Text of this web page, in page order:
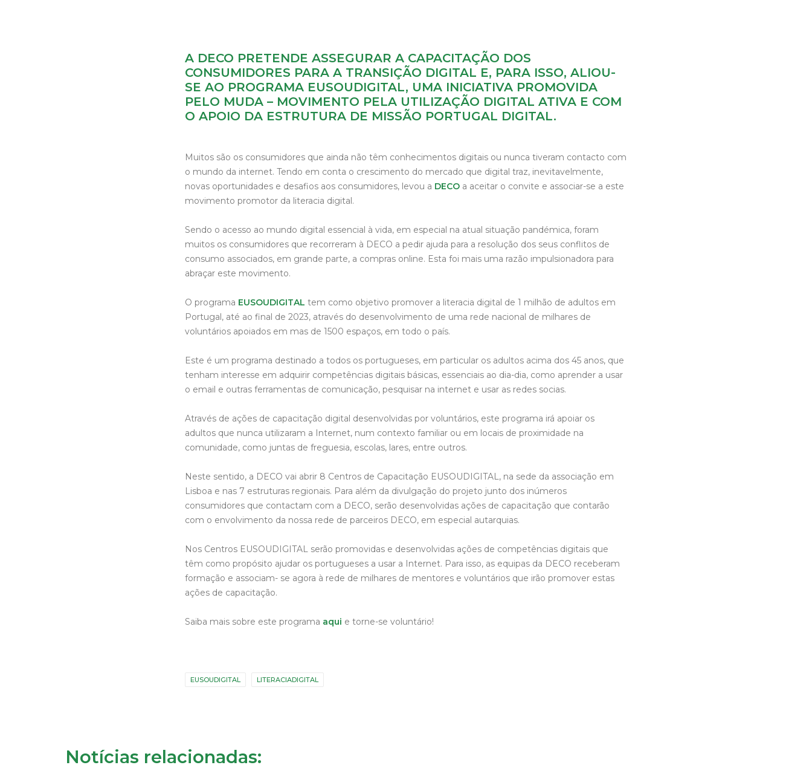
A DECO PRETENDE ASSEGURAR A CAPACITAÇÃO DOS
CONSUMIDORES PARA A TRANSIÇÃO DIGITAL E, PARA ISSO, ALIOU-
SE AO PROGRAMA EUSOUDIGITAL, UMA INICIATIVA PROMOVIDA
PELO MUDA – MOVIMENTO PELA UTILIZAÇÃO DIGITAL ATIVA E COM
O APOIO DA ESTRUTURA DE MISSÃO PORTUGAL DIGITAL.
Muitos são os consumidores que ainda não têm conhecimentos digitais ou nunca tiveram contacto com
o mundo da internet. Tendo em conta o crescimento do mercado que digital traz, inevitavelmente,
novas oportunidades e desafios aos consumidores, levou a DECO a aceitar o convite e associar-se a este
movimento promotor da literacia digital.
Sendo o acesso ao mundo digital essencial à vida, em especial na atual situação pandémica, foram
muitos os consumidores que recorreram à DECO a pedir ajuda para a resolução dos seus conflitos de
consumo associados, em grande parte, a compras online. Esta foi mais uma razão impulsionadora para
abraçar este movimento.
O programa EUSOUDIGITAL tem como objetivo promover a literacia digital de 1 milhão de adultos em
Portugal, até ao final de 2023, através do desenvolvimento de uma rede nacional de milhares de
voluntários apoiados em mas de 1500 espaços, em todo o país.
Este é um programa destinado a todos os portugueses, em particular os adultos acima dos 45 anos, que
tenham interesse em adquirir competências digitais básicas, essenciais ao dia-dia, como aprender a usar
o email e outras ferramentas de comunicação, pesquisar na internet e usar as redes socias.
Através de ações de capacitação digital desenvolvidas por voluntários, este programa irá apoiar os
adultos que nunca utilizaram a Internet, num contexto familiar ou em locais de proximidade na
comunidade, como juntas de freguesia, escolas, lares, entre outros.
Neste sentido, a DECO vai abrir 8 Centros de Capacitação EUSOUDIGITAL, na sede da associação em
Lisboa e nas 7 estruturas regionais. Para além da divulgação do projeto junto dos inúmeros
consumidores que contactam com a DECO, serão desenvolvidas ações de capacitação que contarão
com o envolvimento da nossa rede de parceiros DECO, em especial autarquias.
Nos Centros EUSOUDIGITAL serão promovidas e desenvolvidas ações de competências digitais que
têm como propósito ajudar os portugueses a usar a Internet. Para isso, as equipas da DECO receberam
formação e associam- se agora à rede de milhares de mentores e voluntários que irão promover estas
ações de capacitação.
Saiba mais sobre este programa aqui e torne-se voluntário!
EUSOUDIGITAL LITERACIADIGITAL
Notícias relacionadas: